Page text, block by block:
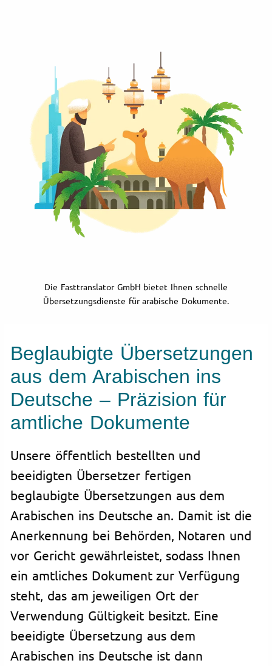
Die Fasttranslator GmbH bietet Ihnen schnelle
Übersetzungsdienste für arabische Dokumente.
Beglaubigte Übersetzungen
aus dem Arabischen ins
Deutsche – Präzision für
amtliche Dokumente
Unsere öffentlich bestellten und
beeidigten Übersetzer fertigen
beglaubigte Übersetzungen aus dem
Arabischen ins Deutsche an. Damit ist die
Anerkennung bei Behörden, Notaren und
vor Gericht gewährleistet, sodass Ihnen
ein amtliches Dokument zur Verfügung
steht, das am jeweiligen Ort der
Verwendung Gültigkeit besitzt. Eine
beeidigte Übersetzung aus dem
Arabischen ins Deutsche ist dann